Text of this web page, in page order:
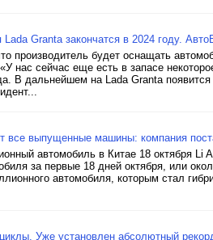
Granta закончатся в 2024 году.
производитель будет оснащать
нас сейчас еще есть в запасе
В дальнейшем на Lada Granta
все выпущенные машины: компания
автомобиль в Китае 18 октября
за первые 18 дней октября, или
автомобиля, которым стал
Уже установлен абсолютный